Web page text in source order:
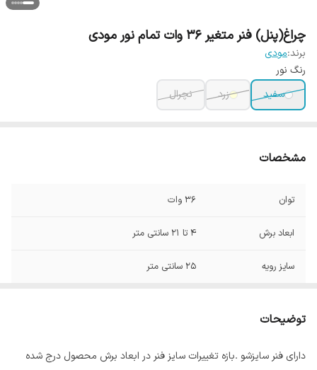
چراغ(پنل) فنر متغیر 36 وات تمام نور مودی
برند:مودی
رنگ نور
سفید
زرد نچرال
مشخصات
توان 36 وات
ابعاد برش 4 تا 21 سانتی متر
سایز رویه 25 سانتی متر
توضیحات
دارای فنر سایزشو .بازه تغییرات سایز فنر در ابعاد برش محصول درج شده